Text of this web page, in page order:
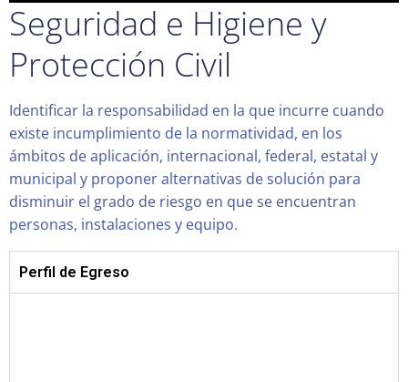
Seguridad e Higiene y
Protección Civil
Identificar la responsabilidad en la que incurre cuando
existe incumplimiento de la normatividad, en los
ámbitos de aplicación, internacional, federal, estatal y
municipal y proponer alternativas de solución para
disminuir el grado de riesgo en que se encuentran
personas, instalaciones y equipo.
Perfil de Egreso